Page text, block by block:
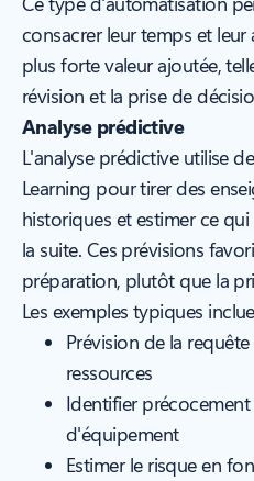
consacrer leur temps et
plus forte valeur ajoutée,
révision et la prise de
Analyse prédictive
L'analyse prédictive utilise
Learning pour tirer des
historiques et estimer ce
la suite. Ces prévisions
préparation, plutôt que la
Les exemples typiques
Prévision de la
ressources
Identifier
d'équipement
Estimer le risque en